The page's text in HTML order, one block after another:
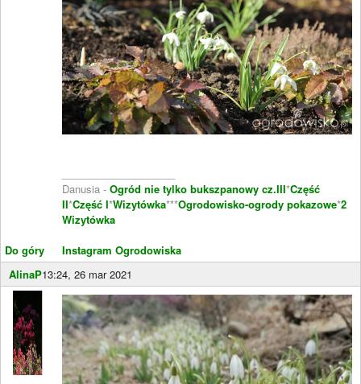
Do góry
Danusia - Ogród nie tylko bukszpanowy cz.III*Część
II*Część I*Wizytówka***Ogrodowisko-ogrody pokazowe*2
Wizytówka
Instagram Ogrodowiska
AlinaP13:24, 26 mar 2021